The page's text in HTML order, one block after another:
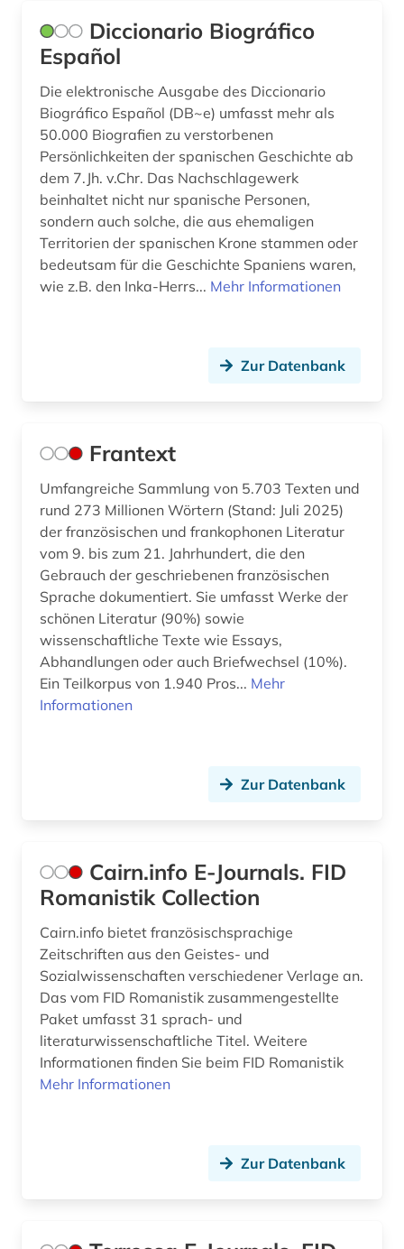
Diccionario Biográfico
Español
Die elektronische Ausgabe des Diccionario
Biográfico Español (DB~e) umfasst mehr als
50.000 Biografien zu verstorbenen
Persönlichkeiten der spanischen Geschichte ab
dem 7.Jh. v.Chr. Das Nachschlagewerk
beinhaltet nicht nur spanische Personen,
sondern auch solche, die aus ehemaligen
Territorien der spanischen Krone stammen oder
bedeutsam für die Geschichte Spaniens waren,
wie z.B. den Inka-Herrs... Mehr Informationen
Zur Datenbank
Frantext
Umfangreiche Sammlung von 5.703 Texten und
rund 273 Millionen Wörtern (Stand: Juli 2025)
der französischen und frankophonen Literatur
vom 9. bis zum 21. Jahrhundert, die den
Gebrauch der geschriebenen französischen
Sprache dokumentiert. Sie umfasst Werke der
schönen Literatur (90%) sowie
wissenschaftliche Texte wie Essays,
Abhandlungen oder auch Briefwechsel (10%).
Ein Teilkorpus von 1.940 Pros... Mehr
Informationen
Zur Datenbank
Cairn.info E-Journals. FID
Romanistik Collection
Cairn.info bietet französischsprachige
Zeitschriften aus den Geistes- und
Sozialwissenschaften verschiedener Verlage an.
Das vom FID Romanistik zusammengestellte
Paket umfasst 31 sprach- und
literaturwissenschaftliche Titel. Weitere
Informationen finden Sie beim FID Romanistik
Mehr Informationen
Zur Datenbank